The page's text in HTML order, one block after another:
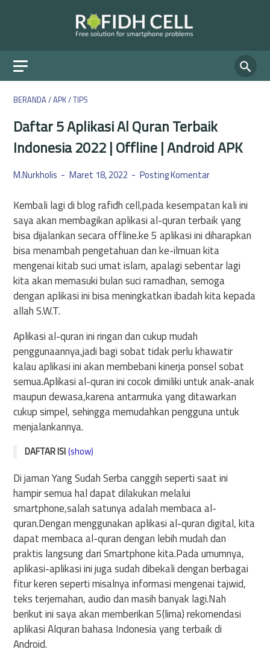
BERANDA/APK/TIPS
Daftar 5 Aplikasi Al Quran Terbaik
Indonesia 2022 | Offline | Android APK
M.Nurkholis Maret 18, 2022 Posting Komentar
Kembali lagi di blog rafidh cell,pada kesempatan kali ini
saya akan membagikan aplikasi al-quran terbaik yang
bisa dijalankan secara offline.ke 5 aplikasi ini diharapkan
bisa menambah pengetahuan dan ke-ilmuan kita
mengenai kitab suci umat islam, apalagi sebentar lagi
kita akan memasuki bulan suci ramadhan, semoga
dengan aplikasi ini bisa meningkatkan ibadah kita kepada
allah S.W.T.
Aplikasi al-quran ini ringan dan cukup mudah
penggunaannya,jadi bagi sobat tidak perlu khawatir
kalau aplikasi ini akan membebani kinerja ponsel sobat
semua.Aplikasi al-quran ini cocok dimiliki untuk anak-anak
maupun dewasa,karena antarmuka yang ditawarkan
cukup simpel, sehingga memudahkan pengguna untuk
menjalankannya.
DAFTAR ISI(show)
1. QURAN KEMENAG
2. ALQURAN (TAFSIR DAN PERKATA)
3.ALQURAN INDONESIA
4. ALQURAN BAHASA INDONESIA
5. MUSLIM PRO
Di jaman Yang Sudah Serba canggih seperti saat ini
hampir semua hal dapat dilakukan melalui
smartphone,salah satunya adalah membaca al-
quran.Dengan menggunakan aplikasi al-quran digital, kita
dapat membaca al-quran dengan lebih mudah dan
praktis langsung dari Smartphone kita.Pada umumnya,
aplikasi-aplikasi ini juga sudah dibekali dengan berbagai
fitur keren seperti misalnya informasi mengenai tajwid,
teks terjemahan, audio dan masih banyak lagi.Nah
berikut ini saya akan memberikan 5(lima) rekomendasi
aplikasi Alquran bahasa Indonesia yang terbaik di
Android.